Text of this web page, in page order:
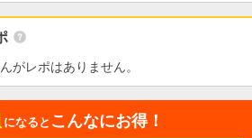
がレポはありません。
になると こんなにお得！